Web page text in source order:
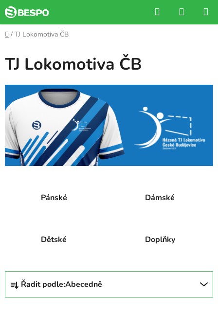
Přejít
na
obsah
Hledat
KOŠÍK
Domů
/ TJ Lokomotiva ČB
TJ Lokomotiva ČB
Pánské Dámské
Dětské Doplňky
z
Řadit podle:Abecedně